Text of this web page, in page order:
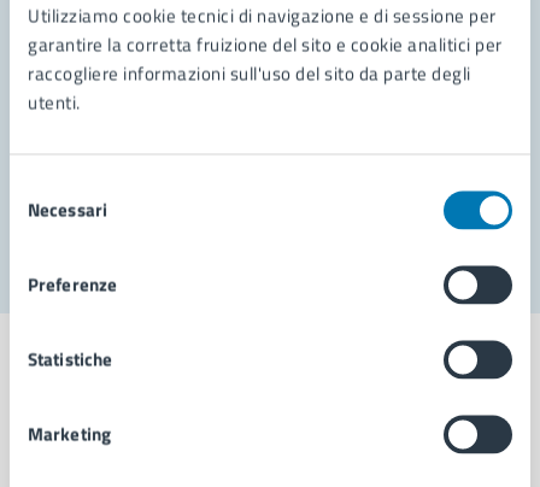
Utilizziamo cookie tecnici di navigazione e di sessione per
garantire la corretta fruizione del sito e cookie analitici per
raccogliere informazioni sull'uso del sito da parte degli
utenti.
delNecessari
Preferenze
Statistiche
Marketing
Richiedi assistenza
Segnala disservizio
Comune di Napoli